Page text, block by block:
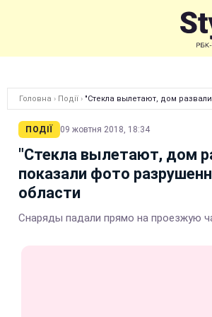
Головна › Події › "Стекла вылетают, дом
ПОДІЇ 09 жовтня 2018, 18:34
"Стекла вылетают, дом
показали фото
области
Снаряды падали прямо на проезжую